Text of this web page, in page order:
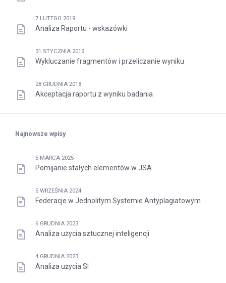
7 LUTEGO 2019
Analiza Raportu - wskazówki
31 STYCZNIA 2019
Wykluczanie fragmentów i przeliczanie wyniku
28 GRUDNIA 2018
Akceptacja raportu z wyniku badania
Najnowsze wpisy
5 MARCA 2025
Pomijanie stałych elementów w JSA
5 WRZEŚNIA 2024
Federacje w Jednolitym Systemie Antyplagiatowym
6 GRUDNIA 2023
Analiza użycia sztucznej inteligencji
4 GRUDNIA 2023
Analiza użycia SI